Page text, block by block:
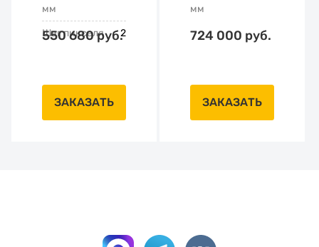
мм
Шаг пикселя 2
550 680 руб.
ЗАКАЗАТЬ
мм
724 000 руб.
ЗАКАЗАТЬ